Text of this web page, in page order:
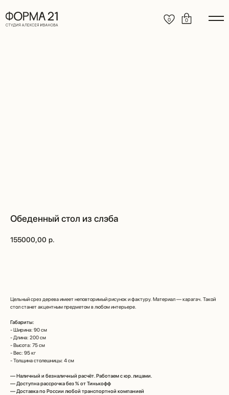
0 0
Обеденный стол из слэба
155000,00 р.
Цельный срез дерева имеет неповторимый рисунок и фактуру. Материал — карагач. Такой
стол станет акцентным предметом в любом интерьере.
Габариты:
- Ширина: 90 см
- Длина: 200 см
- Высота: 75 см
- Вес: 95 кг
- Толщина столешницы: 4 см
—Наличный и безналичный расчёт. Работаем с юр. лицами.
— Доступна рассрочка без % от Тинькофф
— Доставка по России любой транспортной компанией